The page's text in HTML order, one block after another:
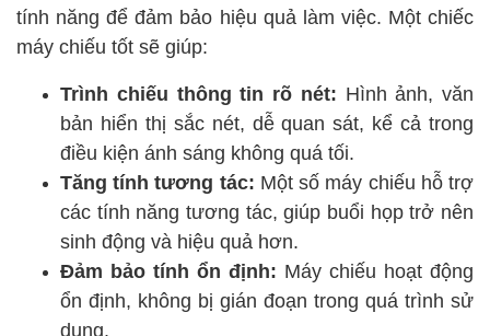
tính năng để đảm bảo hiệu quả làm việc. Một chiếc
máy chiếu tốt sẽ giúp:
Trình chiếu thông tin rõ nét: Hình ảnh, văn
bản hiển thị sắc nét, dễ quan sát, kể cả trong
điều kiện ánh sáng không quá tối.
Tăng tính tương tác: Một số máy chiếu hỗ trợ
các tính năng tương tác, giúp buổi họp trở nên
sinh động và hiệu quả hơn.
Đảm bảo tính ổn định: Máy chiếu hoạt động
ổn định, không bị gián đoạn trong quá trình sử
dụng.